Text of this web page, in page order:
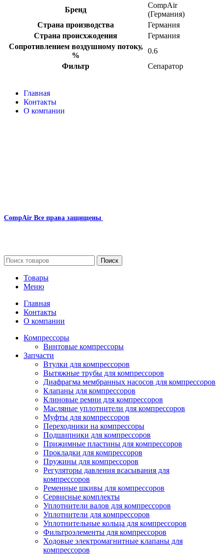
Бренд
CompAir
(Германия)
Страна производства
Германия
Страна происхжодения
Германия
Сопротивлением воздушному потоку,
%
0.6
Фильтр
Сепаратор
Главная
Контакты
О компании
CompAir Все права защищены
Поиск
Товары
Меню
Главная
Контакты
О компании
Компрессоры
Винтовые компрессоры
Запчасти
Втулки для компрессоров
Вытяжные трубы для компрессоров
Диафрагма мембранных насосов для компрессоров
Клапаны для компрессоров
Клиновые ремни для компрессоров
Масляные уплотнители для компрессоров
Муфты для компрессоров
Переходники на компрессоры
Подшипники для компрессоров
Прижимные пластины для компрессоров
Прокладки для компрессоров
Пружины для компрессоров
Регуляторы давления всасывания для
компрессоров
Ременные шкивы для компрессоров
Сервисные комплекты
Уплотнители валов для компрессоров
Уплотнители для компрессоров
Уплотнительные кольца для компрессоров
Фильтроэлементы для компрессоров
Ходовые электромагнитные клапаны для
компрессоров